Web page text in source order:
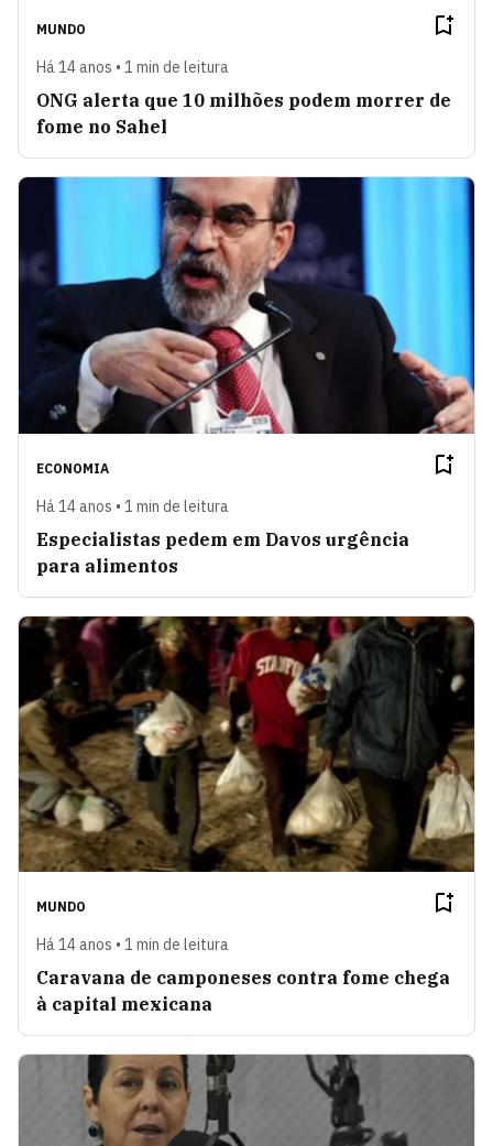
MUNDO
Há 14 anos • 1 min de leitura
ONG alerta que 10 milhões podem morrer de
fome no Sahel
ECONOMIA
Há 14 anos • 1 min de leitura
Especialistas pedem em Davos urgência
para alimentos
MUNDO
Há 14 anos • 1 min de leitura
Caravana de camponeses contra fome chega
à capital mexicana